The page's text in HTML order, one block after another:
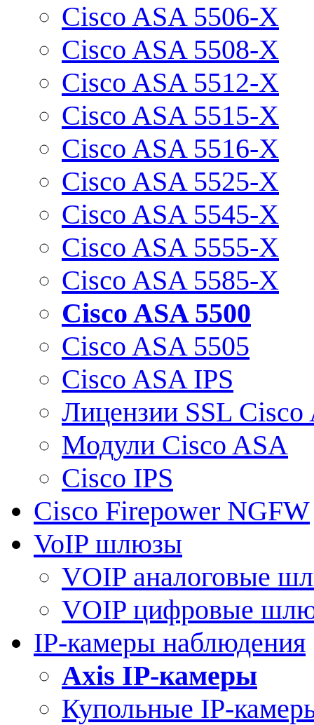
Cisco ASA 5506-X
Cisco ASA 5508-X
Cisco ASA 5512-X
Cisco ASA 5515-X
Cisco ASA 5516-X
Cisco ASA 5525-X
Cisco ASA 5545-X
Cisco ASA 5555-X
Cisco ASA 5585-X
Cisco ASA 5500
Cisco ASA 5505
Cisco ASA IPS
Лицензии SSL Cisco
Модули Cisco ASA
Cisco IPS
Cisco Firepower NGFW
VoIP шлюзы
VOIP аналоговые
VOIP цифровые
IP-камеры наблюдения
Axis IP-камеры
Купольные IP-